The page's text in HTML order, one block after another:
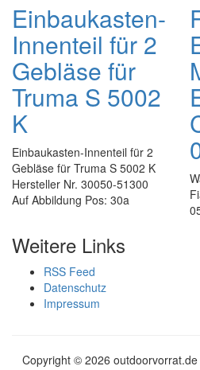
Einbaukasten-
Innenteil für 2
Gebläse für
Truma S 5002
K
Einbaukasten-Innenteil für 2
Gebläse für Truma S 5002 K
Hersteller Nr. 30050-51300
Auf Abbildung Pos: 30a
Weitere Links
RSS Feed
Datenschutz
Impressum
Copyright © 2026